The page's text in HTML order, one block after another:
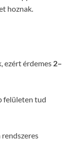
hoznak.
ezért érdemes 2–
felületen tud